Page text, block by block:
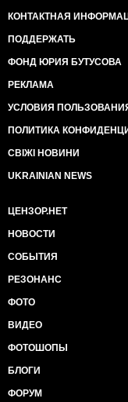
КОНТАКТНАЯ
ПОДДЕРЖАТЬ
ФОНД ЮРИЯ БУТУСОВА
РЕКЛАМА
УСЛОВИЯ
ПОЛИТИКА
СВІЖІ НОВИНИ
UKRAINIAN NEWS
ЦЕНЗОР.НЕТ
НОВОСТИ
СОБЫТИЯ
РЕЗОНАНС
ФОТО
ВИДЕО
ФОТОШОПЫ
БЛОГИ
ФОРУМ